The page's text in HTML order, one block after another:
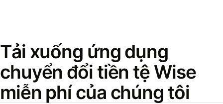
Tải xuống ứng dụng
chuyển đổi tiền tệ Wise
miễn phí của chúng tôi